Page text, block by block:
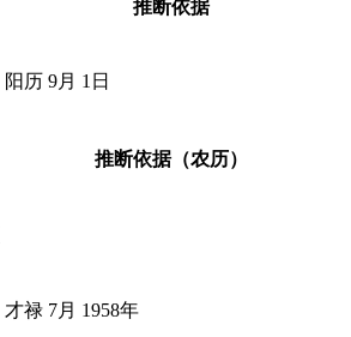
推断依据
阳历 9月 1日
推断依据（农历）
才禄 7月 1958年